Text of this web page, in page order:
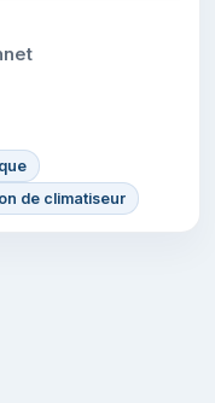
de climatiseur